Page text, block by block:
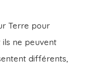
Terre pour
ne peuvent
différents,